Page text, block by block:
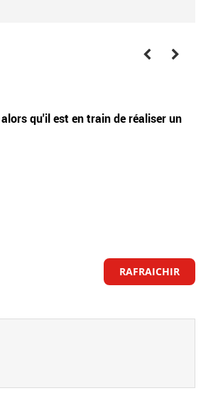
qu'il est en train de réaliser un
RAFRAICHIR